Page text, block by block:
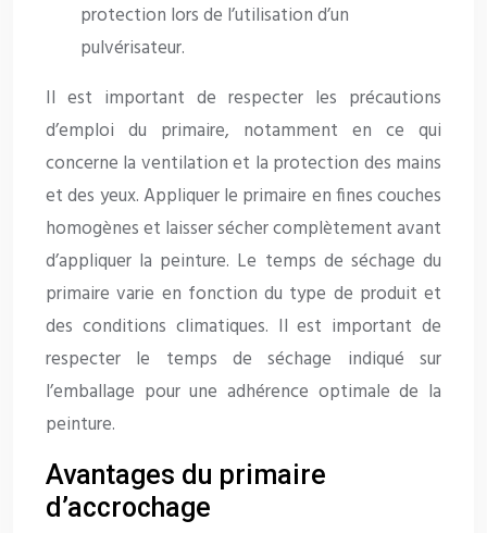
protection lors de l’utilisation d’un
pulvérisateur.
Il est important de respecter les précautions
d’emploi du primaire, notamment en ce qui
concerne la ventilation et la protection des mains
et des yeux. Appliquer le primaire en fines couches
homogènes et laisser sécher complètement avant
d’appliquer la peinture. Le temps de séchage du
primaire varie en fonction du type de produit et
des conditions climatiques. Il est important de
respecter le temps de séchage indiqué sur
l’emballage pour une adhérence optimale de la
peinture.
Avantages du primaire
d’accrochage